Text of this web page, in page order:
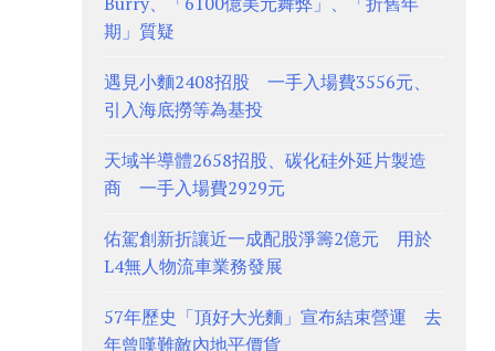
期」質疑
遇見小麵2408招股 一手入場費3556元、
引入海底撈等為基投
天域半導體2658招股、碳化硅外延片製造
商 一手入場費2929元
佑駕創新折讓近一成配股淨籌2億元 用於
L4無人物流車業務發展
57年歷史「頂好大光麵」宣布結束營運 去
年曾嘆難敵內地平價貨